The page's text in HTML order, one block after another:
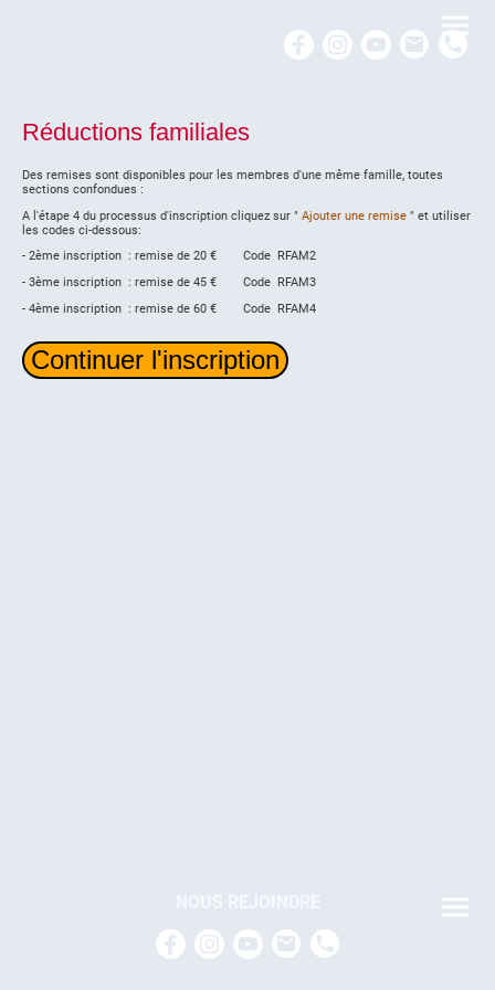
Réductions familiales
Des remises sont disponibles pour les membres d'une même famille, toutes
sections confondues :
A l'étape 4 du processus d'inscription cliquez sur " Ajouter une remise " et utiliser
les codes ci-dessous:
- 2ème inscription : remise de 20 € Code RFAM2
- 3ème inscription : remise de 45 € Code RFAM3
- 4ème inscription : remise de 60 € Code RFAM4